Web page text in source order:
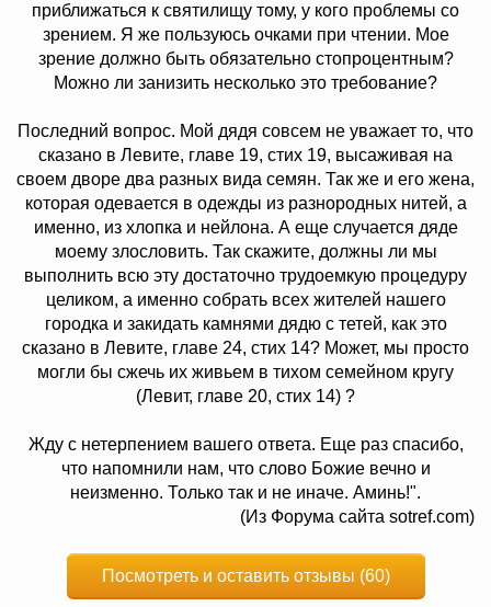
приближаться к святилищу тому, у кого проблемы со
зрением. Я же пользуюсь очками при чтении. Мое
зрение должно быть обязательно стопроцентным?
Можно ли занизить несколько это требование?
Последний вопрос. Мой дядя совсем не уважает то, что
сказано в Левите, главе 19, стих 19, высаживая на
своем дворе два разных вида семян. Так же и его жена,
которая одевается в одежды из разнородных нитей, а
именно, из хлопка и нейлона. А еще случается дяде
моему злословить. Так скажите, должны ли мы
выполнить всю эту достаточно трудоемкую процедуру
целиком, а именно собрать всех жителей нашего
городка и закидать камнями дядю с тетей, как это
сказано в Левите, главе 24, стих 14? Может, мы просто
могли бы сжечь их живьем в тихом семейном кругу
(Левит, главе 20, стих 14) ?
Жду с нетерпением вашего ответа. Еще раз спасибо,
что напомнили нам, что слово Божие вечно и
неизменно. Только так и не иначе. Аминь!".
(Из Форума сайта sotref.com)
Посмотреть и оставить отзывы (60)